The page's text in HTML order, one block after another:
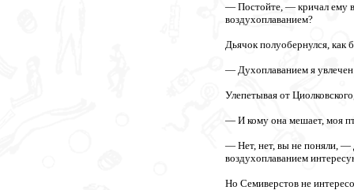
— Постойте, — кричал ему
воздухоплаванием?
Дьячок полуобернулся, как
— Духоплаванием я
Улепетывая от
— И кому она мешает, моя
— Нет, нет, вы не поняли, —
воздухоплаванием
Но Семиверстов не